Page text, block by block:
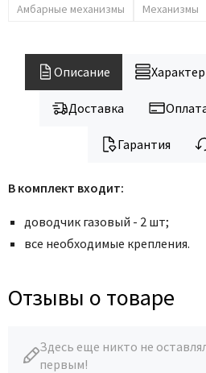
Амбарные механизмы Механизмы
Описание
Доставка
Гарантия
В комплект входит:
доводчик газовый - 2 шт;
все необходимые крепления.
Отзывы о товаре
Здесь еще никто не
первым!